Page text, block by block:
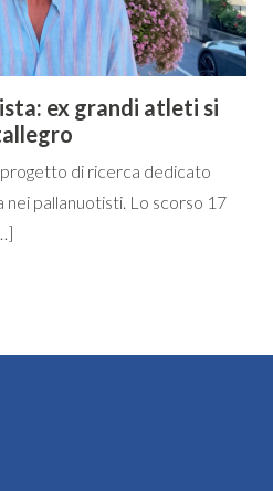
ex grandi atleti si
di ricerca dedicato
nei pallanuotisti. Lo scorso 17